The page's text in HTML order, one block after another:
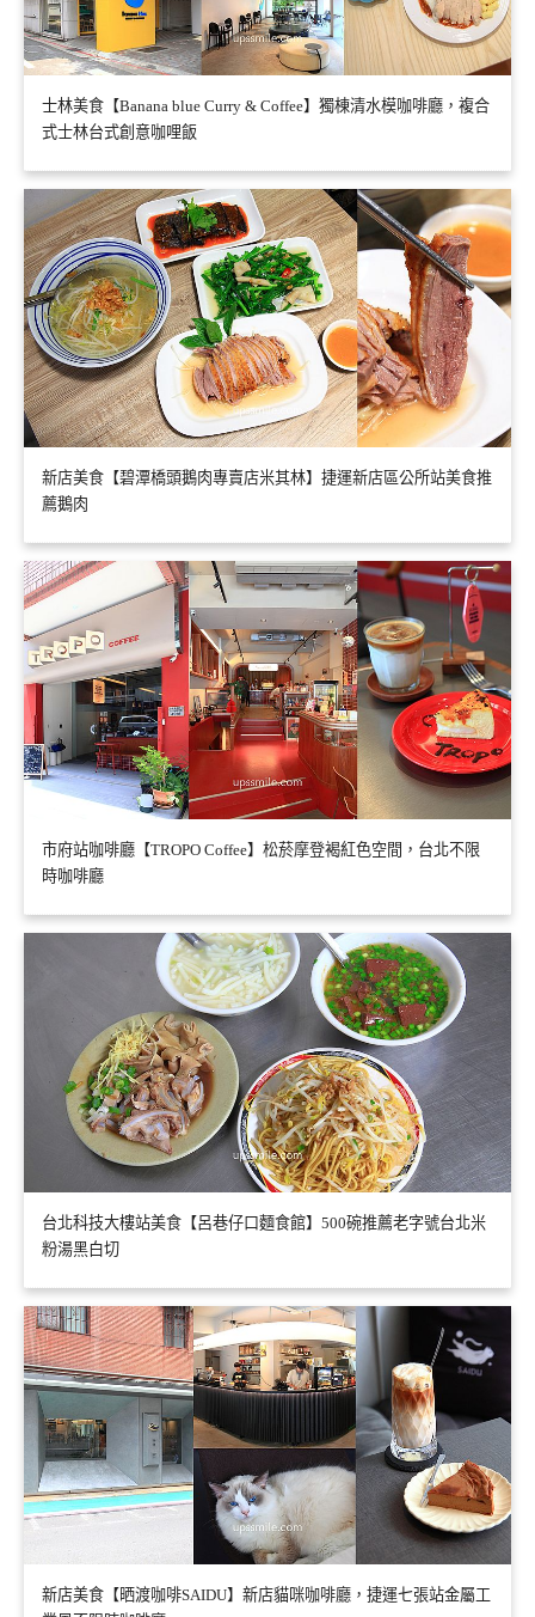
士林美食【Banana blue Curry & Coffee】獨棟清水模咖啡廳，複合
式士林台式創意咖哩飯
新店美食【碧潭橋頭鵝肉專賣店米其林】捷運新店區公所站美食推
薦鵝肉
市府站咖啡廳【TROPO Coffee】松菸摩登褐紅色空間，台北不限
時咖啡廳
台北科技大樓站美食【呂巷仔口麵食館】500碗推薦老字號台北米
粉湯黑白切
新店美食【晒渡咖啡SAIDU】新店貓咪咖啡廳，捷運七張站金屬工